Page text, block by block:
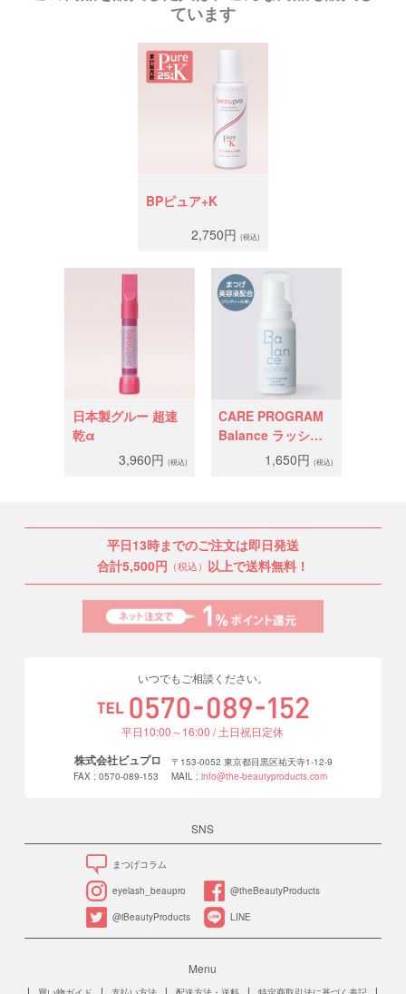
ています
BPピュア+K
2,750円(税込)
日本製グルー 超速
乾α
3,960円 (税込)
CARE PROGRAM
Balance ラッシュ
フォーム1,650円(税込)
平日13時までのご注文は即日発送
合計5,500円 （税込） 以上で送料無料！
いつでもご相談ください。
平日10:00～16:00 / 土日祝日定休
株式会社ビュプロ
〒153-0052 東京都目黒区祐天寺1-12-9
FAX : 0570-089-153
MAIL : info@the-beautyproducts.com
SNS
まつげコラム
eyelash_beaupro @theBeautyProducts
@iBeautyProducts LINE
Menu